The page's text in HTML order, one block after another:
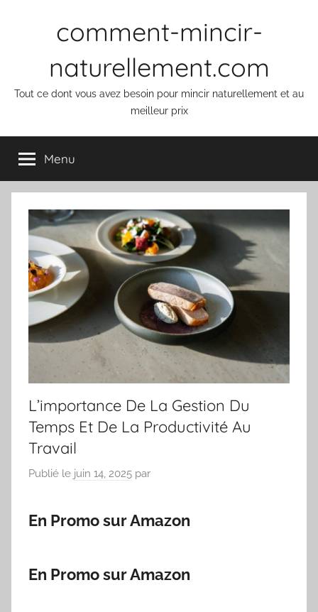
comment-mincir-
naturellement.com
Tout ce dont vous avez besoin pour mincir naturellement et au
meilleur prix
Menu
L’importance De La Gestion Du
Temps Et De La Productivité Au
Travail
Publié le juin 14, 2025 par
En Promo sur Amazon
En Promo sur Amazon